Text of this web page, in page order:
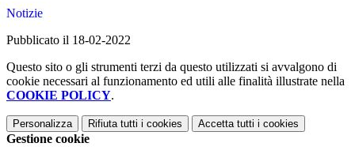
Notizie
Pubblicato il 18-02-2022
Questo sito o gli strumenti terzi da questo utilizzati si avvalgono di
cookie necessari al funzionamento ed utili alle finalità illustrate nella
COOKIE POLICY.
Personalizza Rifiuta tutti i cookies Accetta tutti i cookies
Gestione cookie